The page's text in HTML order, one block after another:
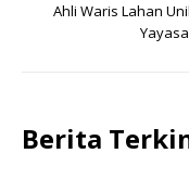
Ahli Waris Lahan
Berita